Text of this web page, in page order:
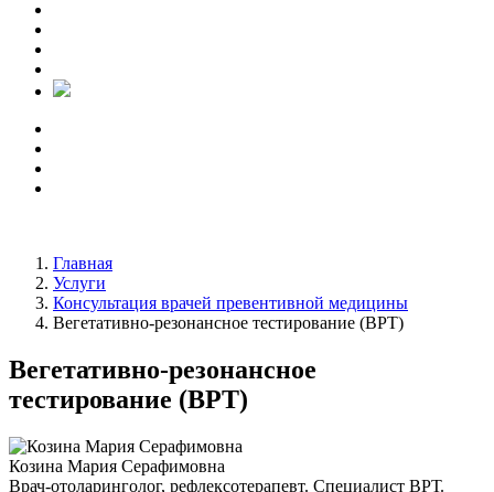
Главная
Услуги
Консультация врачей превентивной медицины
Вегетативно-резонансное тестирование (ВРТ)
Вегетативно-резонансное
тестирование (ВРТ)
Козина Мария Серафимовна
Врач-отоларинголог, рефлексотерапевт. Специалист ВРТ.